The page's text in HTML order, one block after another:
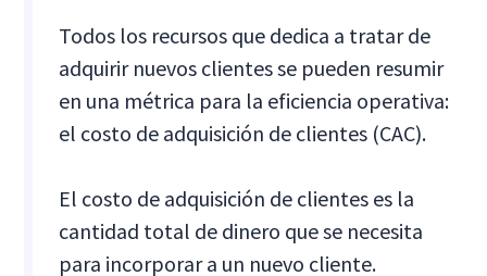
Todos los recursos que dedica a tratar de
adquirir nuevos clientes se pueden resumir
en una métrica para la eficiencia operativa:
el costo de adquisición de clientes (CAC).
El costo de adquisición de clientes es la
cantidad total de dinero que se necesita
para incorporar a un nuevo cliente.